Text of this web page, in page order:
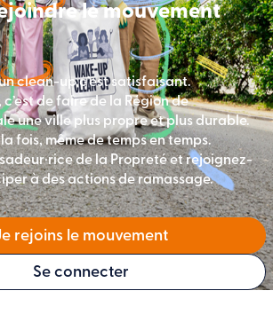
le mouvement
clean-up c’est satisfaisant.
c’est de faire de la Région de
une ville plus propre et plus durable.
fois, même de temps en temps.
de la Propreté et rejoignez-
à des actions de ramassage.
rejoins le mouvement
Se connecter